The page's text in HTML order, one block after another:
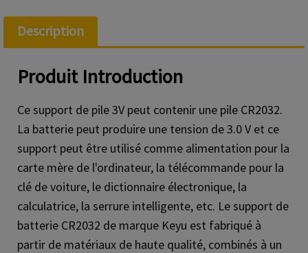
b
o
o
tt
er
ke
dI
n
es
t
bl
r
e
Description
Produit Introduction
Ce support de pile 3V peut contenir une pile CR2032.
La batterie peut produire une tension de 3.0 V et ce
support peut être utilisé comme alimentation pour la
carte mère de l'ordinateur, la télécommande pour la
clé de voiture, le dictionnaire électronique, la
calculatrice, la serrure intelligente, etc. Le support de
batterie CR2032 de marque Keyu est fabriqué à
partir de matériaux de haute qualité, combinés à un